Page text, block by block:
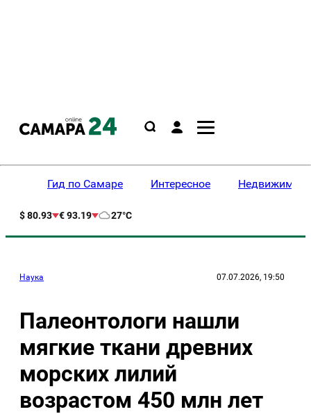
Гид по Самаре Интересное
$ 80.93 € 93.19 27°C
Наука 07.07.2026, 19:50
Палеонтологи нашли
мягкие ткани древних
морских лилий
возрастом 450 млн лет